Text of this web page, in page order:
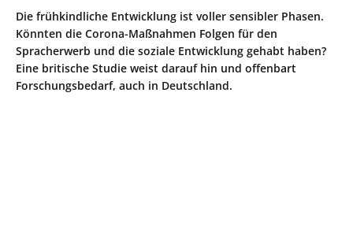
Die frühkindliche Entwicklung ist voller sensibler Phasen.
Könnten die Corona-Maßnahmen Folgen für den
Spracherwerb und die soziale Entwicklung gehabt haben?
Eine britische Studie weist darauf hin und offenbart
Forschungsbedarf, auch in Deutschland.